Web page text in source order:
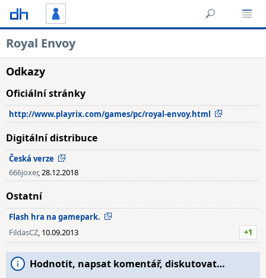
Royal Envoy
Odkazy
Oficiální stránky
http://www.playrix.com/games/pc/royal-envoy.html
Digitální distribuce
Česká verze
666joxer, 28.12.2018
Ostatní
Flash hra na gamepark.
FildasCZ, 10.09.2013 +1
Hodnotit, napsat komentář, diskutovat…